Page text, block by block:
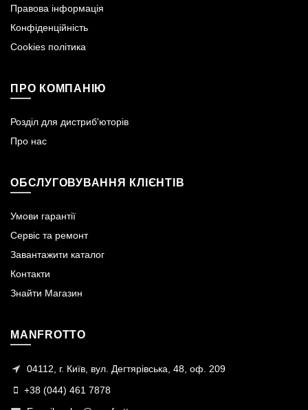
Правова інформація
Конфіденційність
Cookies політика
ПРО КОМПАНІЮ
Розділ для дистриб'юторів
Про нас
ОБСЛУГОВУВАННЯ КЛІЄНТІВ
Умови гарантії
Сервіс та ремонт
Завантажити каталог
Контакти
Знайти Магазин
MANFROTTO
04112, г. Київ, вул. Дегтярівська, 48, оф. 209
+38 (044) 461 7878